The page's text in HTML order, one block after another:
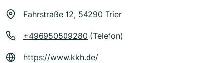
Fahrstraße 12, 54290 Trier
+496950509280 (Telefon)
https://www.kkh.de/